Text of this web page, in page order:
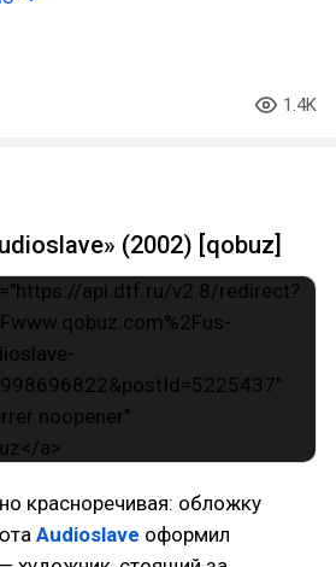
1.4K
(2002) [qobuz]
красноречивая: обложку
Audioslave оформил